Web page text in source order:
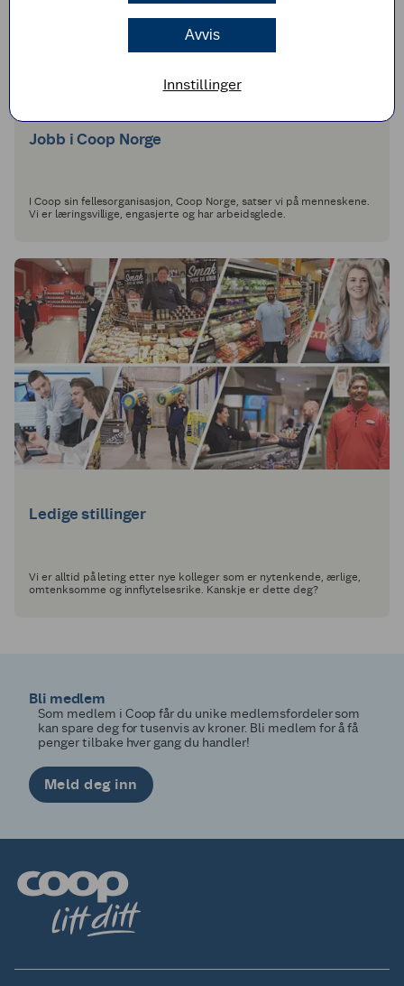
Jobb i Coop Norge
I Coop sin fellesorganisasjon, Coop Norge, satser vi på menneskene.
Vi er læringsvillige, engasjerte og har arbeidsglede.
Ledige stillinger
Vi er alltid på leting etter nye kolleger som er nytenkende, ærlige,
omtenksomme og innflytelsesrike. Kanskje er dette deg?
Bli medlem
Som medlem i Coop får du unike medlemsfordeler som
kan spare deg for tusenvis av kroner. Bli medlem for å få
penger tilbake hver gang du handler!
Meld deg inn
Avvis
Innstillinger